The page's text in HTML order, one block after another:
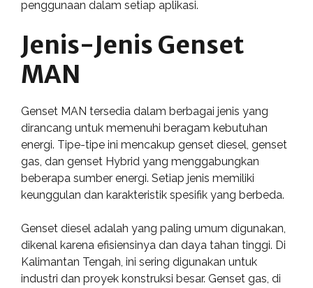
penggunaan dalam setiap aplikasi.
Jenis-Jenis Genset
MAN
Genset MAN tersedia dalam berbagai jenis yang
dirancang untuk memenuhi beragam kebutuhan
energi. Tipe-tipe ini mencakup genset diesel, genset
gas, dan genset Hybrid yang menggabungkan
beberapa sumber energi. Setiap jenis memiliki
keunggulan dan karakteristik spesifik yang berbeda.
Genset diesel adalah yang paling umum digunakan,
dikenal karena efisiensinya dan daya tahan tinggi. Di
Kalimantan Tengah, ini sering digunakan untuk
industri dan proyek konstruksi besar. Genset gas, di